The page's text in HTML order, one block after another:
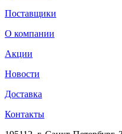
Поставщики
О компании
Акции
Новости
Доставка
Контакты